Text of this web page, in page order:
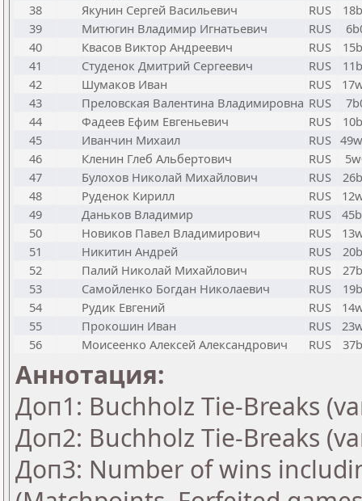
38
Якунин Сергей Васильевич RUS
39
Митюгин Владимир Игнатьевич RUS
40
Квасов Виктор Андреевич RUS
41
Студенок Дмитрий Сергеевич RUS
42
Шумаков Иван RUS
43
Преловская Валентина Владимировна RUS
44
Фадеев Ефим Евгеньевич RUS
45
Иванчин Михаил RUS
46
Кленин Глеб Альбертович RUS
47
Булохов Николай Михайлович RUS
48
Руденок Кирилл RUS
49
Даньков Владимир RUS
50
Новиков Павел Владимирович RUS
51
Никитин Андрей RUS
52
Палий Николай Михайлович RUS
53
Самойленко Богдан Николаевич RUS
54
Рудик Евгений RUS
55
Прокошин Иван RUS
56
Моисеенко Алексей Александрович RUS
Аннотация:
Доп1: Buchholz Tie-Breaks
Доп2: Buchholz Tie-Breaks
Доп3: Number of wins